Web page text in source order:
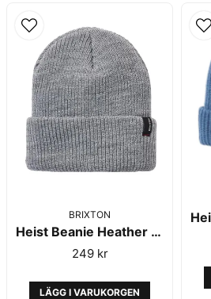
BRIXTON
Heist Beanie Heather Grey - Brixton
249 kr
LÄGG I VARUKORGEN